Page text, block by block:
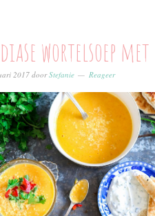
wortelsoep met
2017doorStefanie Reageer